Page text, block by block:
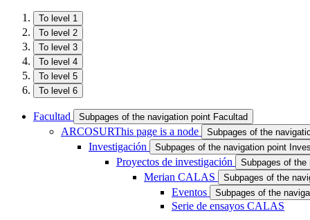
To level 1
To level 2
To level 3
To level 4
To level 5
To level 6
Facultad Subpages of the navigation point Facultad
ARCOSURThis page is a node Subpages of the
Investigación Subpages of the navigation point
Proyectos de investigación Subpages of
Merian CALAS Subpages of the
Eventos Subpages of the
Serie de ensayos CALAS